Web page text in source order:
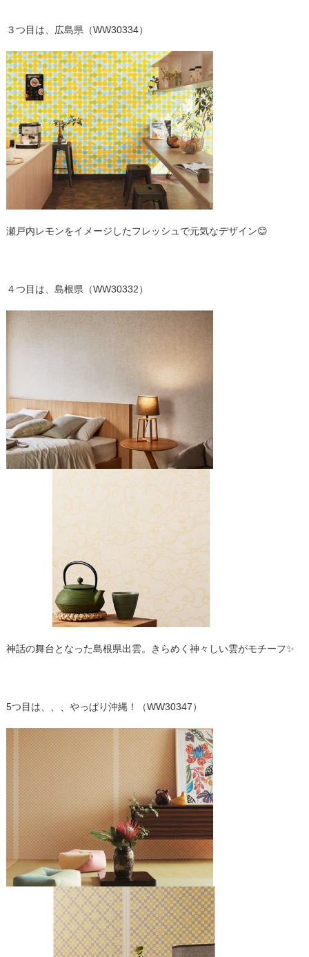
３つ目は、広島県（WW30334）
瀬戸内レモンをイメージしたフレッシュで元気なデザイン😊
４つ目は、島根県（WW30332）
神話の舞台となった島根県出雲。きらめく神々しい雲がモチーフ✨
5つ目は、、、やっぱり沖縄！（WW30347）